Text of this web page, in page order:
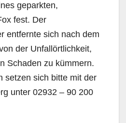
geparkten,
fest. Der
entfernte sich nach dem
der Unfallörtlichkeit,
Schaden zu kümmern.
setzen sich bitte mit der
unter 02932 – 90 200